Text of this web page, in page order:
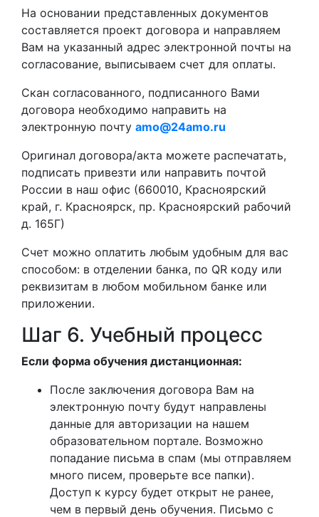
На основании представленных документов
составляется проект договора и направляем
Вам на указанный адрес электронной почты на
согласование, выписываем счет для оплаты.
Скан согласованного, подписанного Вами
договора необходимо направить на
электронную почту amo@24amo.ru
Оригинал договора/акта можете распечатать,
подписать привезти или направить почтой
России в наш офис (660010, Красноярский
край, г. Красноярск, пр. Красноярский рабочий
д. 165Г)
Счет можно оплатить любым удобным для вас
способом: в отделении банка, по QR коду или
реквизитам в любом мобильном банке или
приложении.
Шаг 6. Учебный процесс
Если форма обучения дистанционная:
После заключения договора Вам на
электронную почту будут направлены
данные для авторизации на нашем
образовательном портале. Возможно
попадание письма в спам (мы отправляем
много писем, проверьте все папки).
Доступ к курсу будет открыт не ранее,
чем в первый день обучения. Письмо с